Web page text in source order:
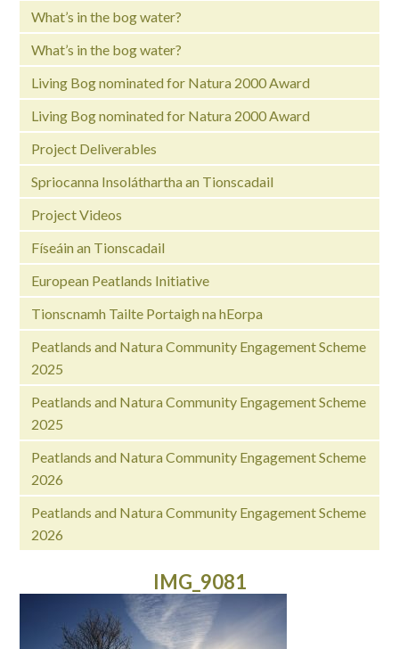
What’s in the bog water?
What’s in the bog water?
Living Bog nominated for Natura 2000 Award
Living Bog nominated for Natura 2000 Award
Project Deliverables
Spriocanna Insoláthartha an Tionscadail
Project Videos
Físeáin an Tionscadail
European Peatlands Initiative
Tionscnamh Tailte Portaigh na hEorpa
Peatlands and Natura Community Engagement Scheme
2025
Peatlands and Natura Community Engagement Scheme
2025
Peatlands and Natura Community Engagement Scheme
2026
Peatlands and Natura Community Engagement Scheme
2026
IMG_9081